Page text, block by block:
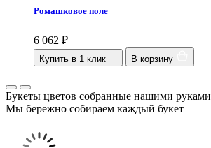
Ромашковое поле
6 062 ₽
Купить в 1 клик В корзину
Букеты цветов собранные нашими руками
Мы бережно собираем каждый букет